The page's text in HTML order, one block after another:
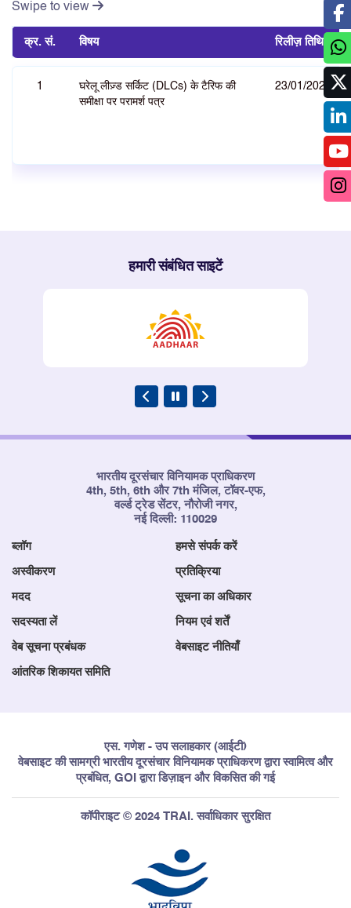
Swipe to view
क्र. सं. विषय रिलीज़ तिथि
1
घरेलू लीज़्ड सर्किट (DLCs) के टैरिफ की
समीक्षा पर परामर्श पत्र
23/01/2026
हमारी संबंधित साइटें
भारतीय दूरसंचार विनियामक प्राधिकरण
4th, 5th, 6th और 7th मंजिल, टॉवर-एफ,
वर्ल्ड ट्रेड सेंटर, नौरोजी नगर,
नई दिल्ली: 110029
ब्लॉग हमसे संपर्क करें
अस्वीकरण प्रतिक्रिया
मदद सूचना का अधिकार
सदस्यता लें नियम एवं शर्तें
वेब सूचना प्रबंधक वेबसाइट नीतियाँ
आंतरिक शिकायत समिति
एस. गणेश - उप सलाहकार (आईटी)
वेबसाइट की सामग्री भारतीय दूरसंचार विनियामक प्राधिकरण द्वारा स्वामित्व और
प्रबंधित, GOI द्वारा डिज़ाइन और विकसित की गई
कॉपीराइट © 2024 TRAI. सर्वाधिकार सुरक्षित